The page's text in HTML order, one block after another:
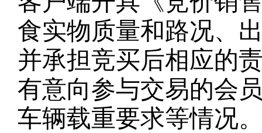
食实物质量和路况、
并承担竞买后相应的
有意向参与交易的会
车辆载重要求等情况